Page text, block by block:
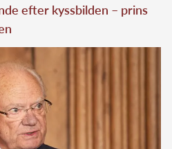
efter kyssbilden – prins